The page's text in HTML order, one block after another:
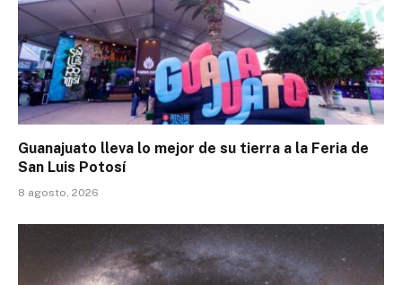
Guanajuato lleva lo mejor de su tierra a la Feria de
San Luis Potosí
8 agosto, 2026